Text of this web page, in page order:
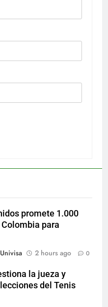
promete 1.000
para
2 hours ago 0
la jueza y
del Tenis